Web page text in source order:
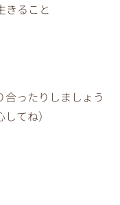
きること
ったりしましょう
てね）